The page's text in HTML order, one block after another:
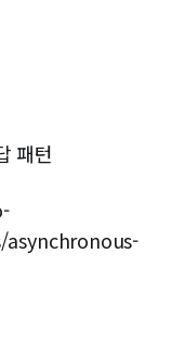
패턴